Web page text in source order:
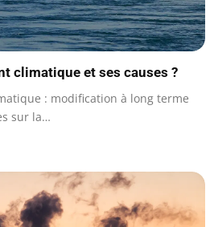
climatique et ses causes ?
: modification à long terme
sur la…